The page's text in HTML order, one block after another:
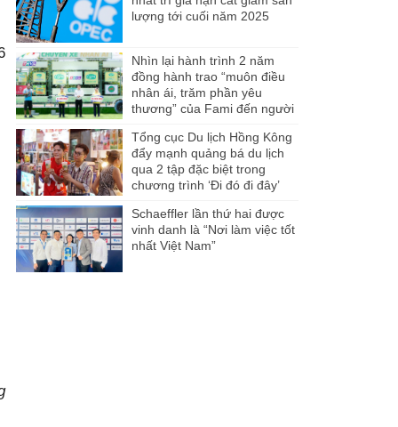
lượng tới cuối năm 2025
Nhìn lại hành trình 2 năm
đồng hành trao “muôn điều
nhân ái, trăm phần yêu
thương” của Fami đến người
Tổng cục Du lịch Hồng Kông
đẩy mạnh quảng bá du lịch
qua 2 tập đặc biệt trong
chương trình ‘Đi đó đi đây’
Schaeffler lần thứ hai được
vinh danh là “Nơi làm việc tốt
nhất Việt Nam”